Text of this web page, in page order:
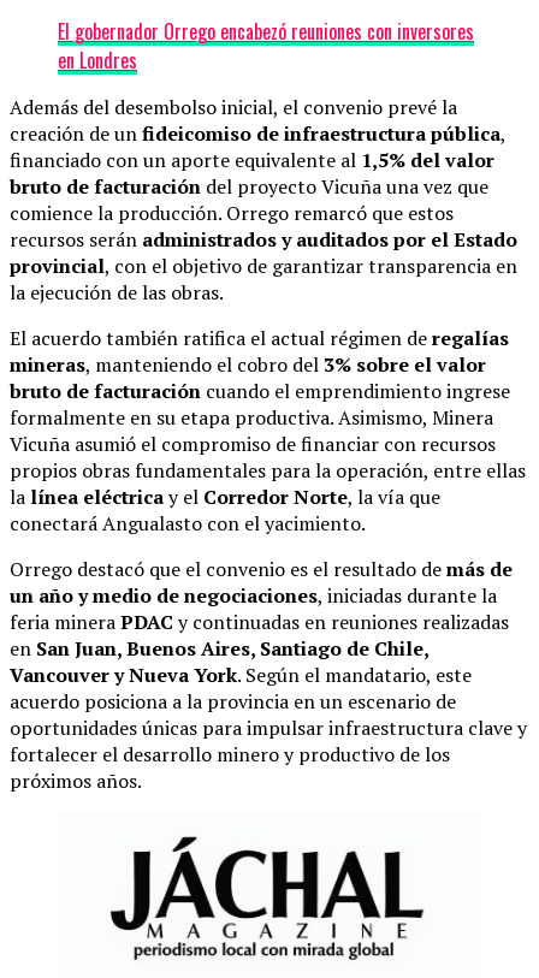
El gobernador Orrego encabezó reuniones con inversores
en Londres
Además del desembolso inicial, el convenio prevé la
creación de unfideicomiso de infraestructura pública,
financiado con un aporte equivalente al 1,5% del valor
bruto de facturación del proyecto Vicuña una vez que
comience la producción. Orrego remarcó que estos
recursos serán administrados y auditados por el Estado
provincial, con el objetivo de garantizar transparencia en
la ejecución de las obras.
El acuerdo también ratifica el actual régimen deregalías
mineras, manteniendo el cobro del 3% sobre el valor
bruto de facturación cuando el emprendimiento ingrese
formalmente en su etapa productiva. Asimismo, Minera
Vicuña asumió el compromiso de financiar con recursos
propios obras fundamentales para la operación, entre ellas
la línea eléctricay el Corredor Norte, la vía que
conectará Angualasto con el yacimiento.
Orrego destacó que el convenio es el resultado demás de
un año y medio de negociaciones, iniciadas durante la
feria mineraPDAC y continuadas en reuniones realizadas
en San Juan, Buenos Aires, Santiago de Chile,
Vancouver y Nueva York. Según el mandatario, este
acuerdo posiciona a la provincia en un escenario de
oportunidades únicas para impulsar infraestructura clave y
fortalecer el desarrollo minero y productivo de los
próximos años.